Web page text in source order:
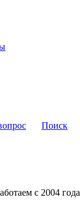
Поиск
с 2004 года